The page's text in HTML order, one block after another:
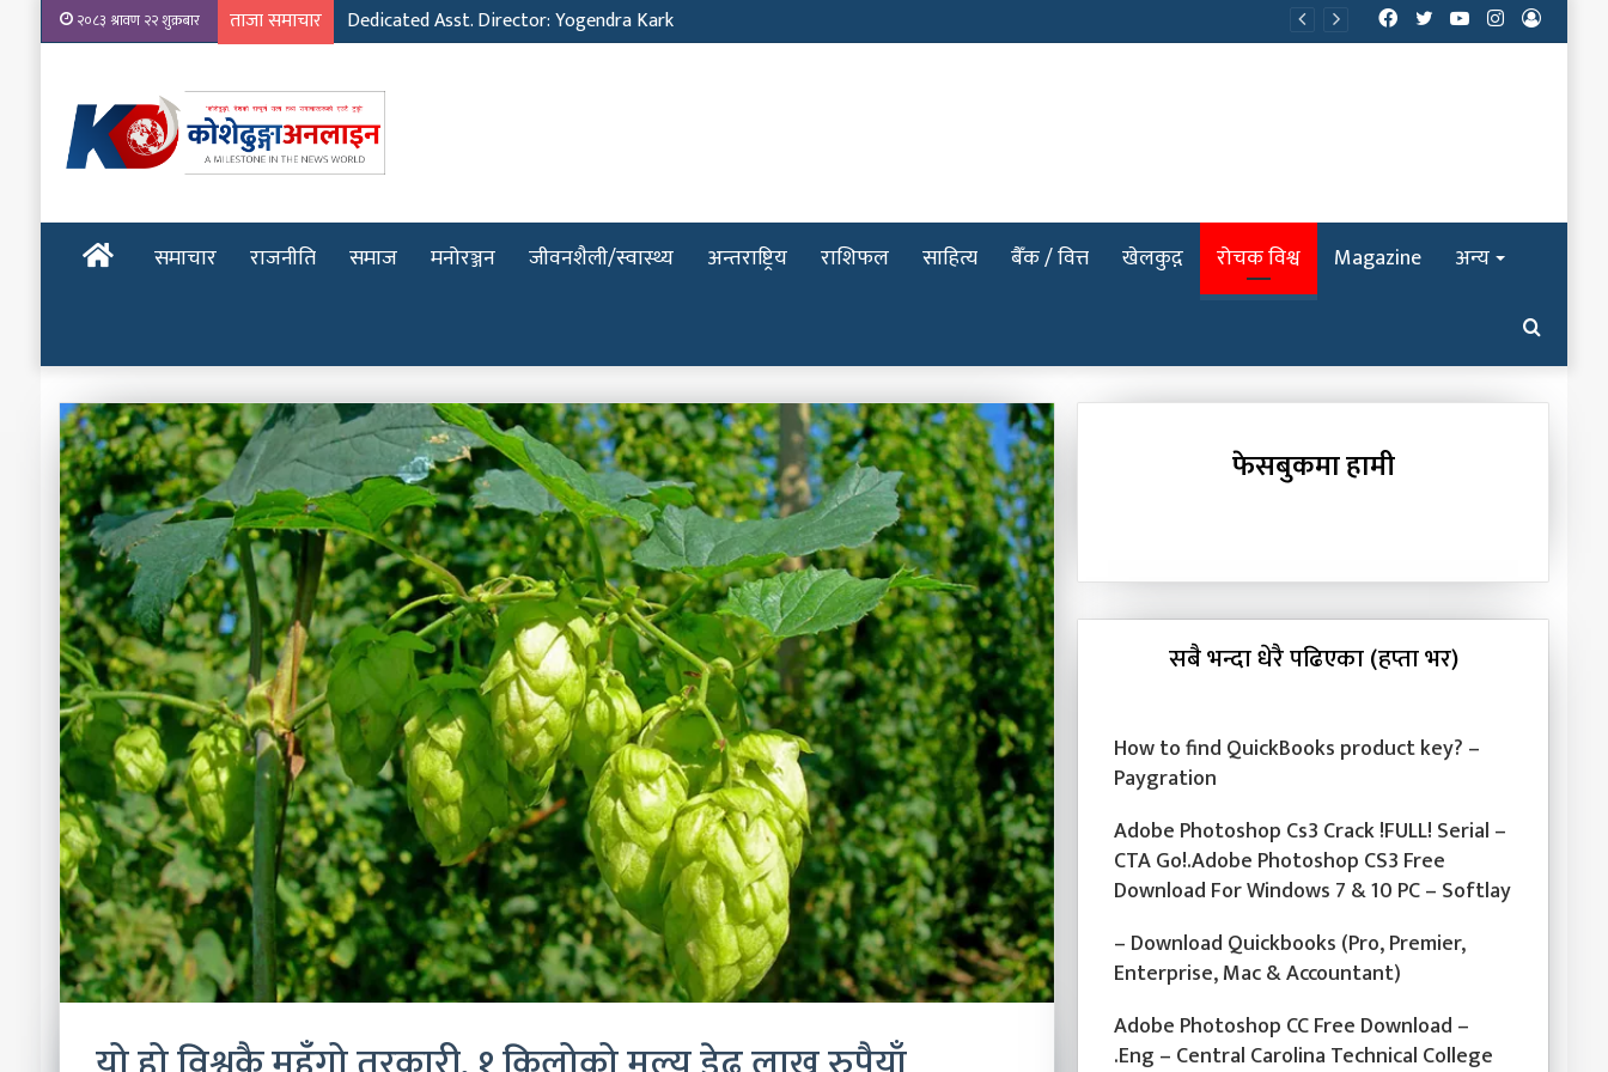
२०८३ श्रावण २२ शुक्रबार ताजा समाचार Dedicated Asst. Director: Yogendra Kark
Log
Instagram
YouTube
Twitter
Facebook
होमपेजसमाचार राजनीति समाज मनोरञ्जन जीवनशैली/स्वास्थ्य अन्तराष्ट्रिय राशिफल साहित्य बैँक / वित्त खेलकुद़़ रोचक विश्व Magazine अन्य
Search
for
फेसबुकमा हामी
सबै भन्दा धेरै पढिएका (हप्ता भर)
How to find QuickBooks product key? –
Paygration
Adobe Photoshop Cs3 Crack !FULL! Serial –
CTA Go!.Adobe Photoshop CS3 Free
Download For Windows 7 & 10 PC – Softlay
– Download Quickbooks (Pro, Premier,
Enterprise, Mac & Accountant)
Adobe Photoshop CC Free Download –
.Eng – Central Carolina Technical College